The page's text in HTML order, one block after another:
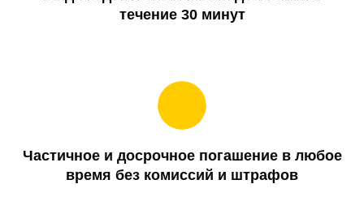
течение 30 минут
Частичное и досрочное погашение в любое
время без комиссий и штрафов